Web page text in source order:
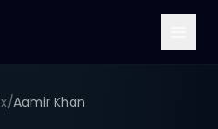
/Aamir Khan